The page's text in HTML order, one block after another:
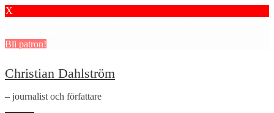
X
Bli patron!
Hoppa
till
navigering
Hoppa
till
innehåll
Christian Dahlström
– journalist och författare